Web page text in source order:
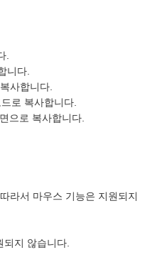
.
니다.
사합니다.
로 복사합니다.
로 복사합니다.
라서 마우스 기능은 지원되지
지 않습니다.